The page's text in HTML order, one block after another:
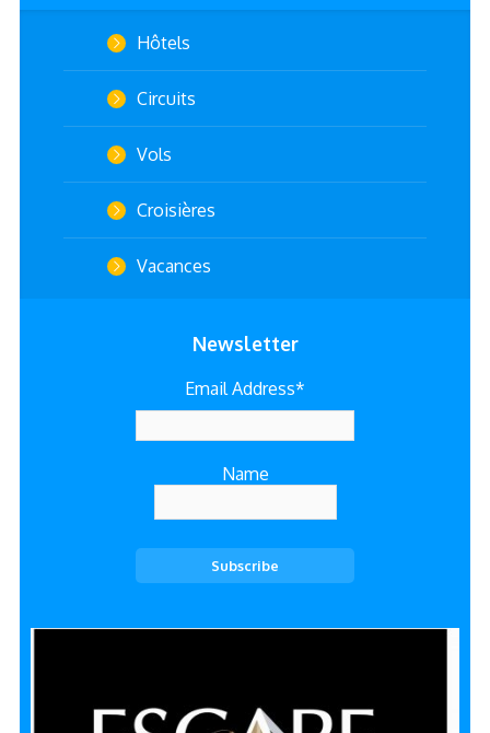
Hôtels
Circuits
Vols
Croisières
Vacances
Newsletter
Email Address*
Name